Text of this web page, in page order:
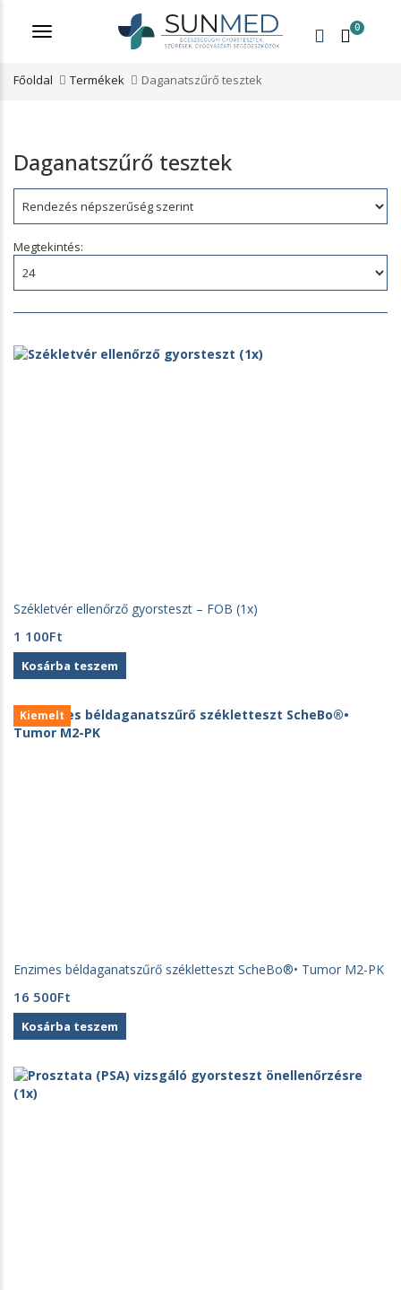
Menü 0
Főoldal Termékek Daganatszűrő tesztek
Daganatszűrő tesztek
Rendezés:
Megtekintés:
Székletvér ellenőrző gyorsteszt – FOB (1x)
1 100Ft
Kosárba teszem
Kiemelt
Enzimes béldaganatszűrő székletteszt ScheBo®• Tumor M2-PK
16 500Ft
Kosárba teszem